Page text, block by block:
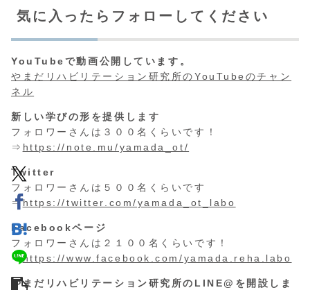
気に入ったらフォローしてください
YouTubeで動画公開しています。
やまだリハビリテーション研究所のYouTubeのチャン
ネル
新しい学びの形を提供します
フォロワーさんは３００名くらいです！
⇒ https://note.mu/yamada_ot/
Twitter
フォロワーさんは５００名くらいです
⇒https://twitter.com/yamada_ot_labo
Facebookページ
フォロワーさんは２１００名くらいです！
⇒https://www.facebook.com/yamada.reha.labo
やまだリハビリテーション研究所のLINE@を開設しま